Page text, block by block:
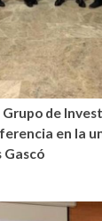
de
en la
Gascó